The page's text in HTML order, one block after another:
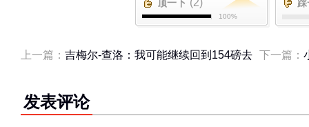
顶一下 (2)
100%
下一篇：
上一篇： 吉梅尔-查洛：我可能继续回到154磅去
发表评论